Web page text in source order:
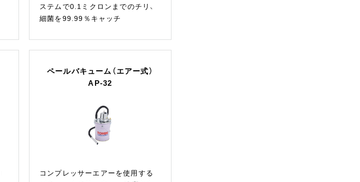
ステムで0.1ミクロンまでのチリ、
細菌を99.99％キャッチ
ペールバキューム（エアー式）
AP-32
コンプレッサーエアーを使用する